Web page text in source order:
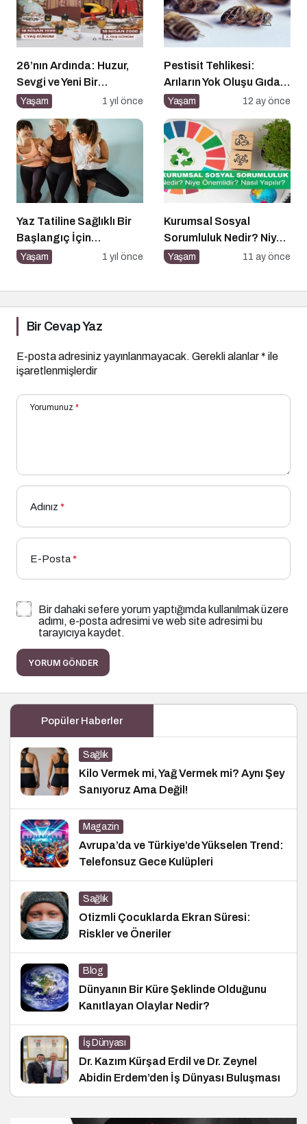
26’nın Ardında: Huzur,
Sevgi ve Yeni Bir
Başlangıç
Yaşam 1 yıl önce
Pestisit Tehlikesi:
Arıların Yok Oluşu Gıda
Zincirini Çökertiyor!
Yaşam 12 ay önce
Yaz Tatiline Sağlıklı Bir
Başlangıç İçin
Beslenme
Yaşam 1 yıl önce
Kurumsal Sosyal
Sorumluluk Nedir? Niye
Önemlidir? Kurumsal
Yaşam 11 ay önce
Bir Cevap Yaz
E-posta adresiniz yayınlanmayacak. Gerekli alanlar* ile
işaretlenmişlerdir
Yorumunuz *
Adınız *
E-Posta*
Bir dahaki sefere yorum yaptığımda kullanılmak üzere
adımı, e-posta adresimi ve web site adresimi bu
tarayıcıya kaydet.
YORUM GÖNDER
Popüler Haberler
Sağlık
Kilo Vermek mi, Yağ Vermek mi? Aynı Şey
Sanıyoruz Ama Değil!
Magazin
Avrupa’da ve Türkiye’de Yükselen Trend:
Telefonsuz Gece Kulüpleri
Sağlık
Otizmli Çocuklarda Ekran Süresi:
Riskler ve Öneriler
Blog
Dünyanın Bir Küre Şeklinde Olduğunu
Kanıtlayan Olaylar Nedir?
İş Dünyası
Dr. Kazım Kürşad Erdil ve Dr. Zeynel
Abidin Erdem’den İş Dünyası Buluşması